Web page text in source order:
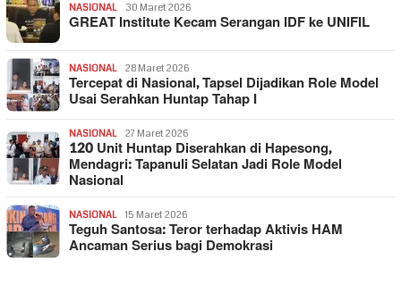
NASIONAL 30 Maret 2026
GREAT Institute Kecam Serangan IDF ke UNIFIL
NASIONAL 28 Maret 2026
Tercepat di Nasional, Tapsel Dijadikan Role Model
Usai Serahkan Huntap Tahap I
NASIONAL 27 Maret 2026
120 Unit Huntap Diserahkan di Hapesong,
Mendagri: Tapanuli Selatan Jadi Role Model
Nasional
NASIONAL 15 Maret 2026
Teguh Santosa: Teror terhadap Aktivis HAM
Ancaman Serius bagi Demokrasi